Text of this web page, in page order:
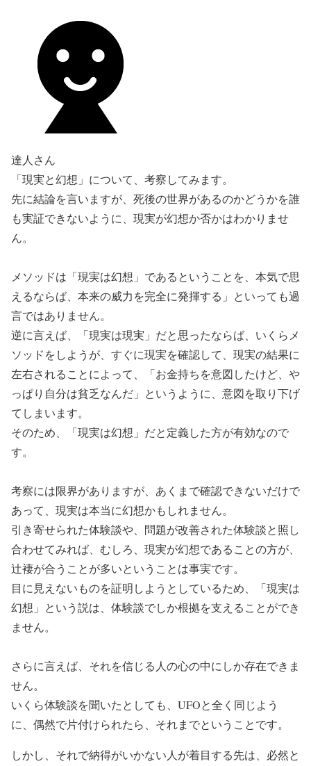
達人さん
「現実と幻想」について、考察してみます。
先に結論を言いますが、死後の世界があるのかどうかを誰
も実証できないように、現実が幻想か否かはわかりませ
ん。
メソッドは「現実は幻想」であるということを、本気で思
えるならば、本来の威力を完全に発揮する」といっても過
言ではありません。
逆に言えば、「現実は現実」だと思ったならば、いくらメ
ソッドをしようが、すぐに現実を確認して、現実の結果に
左右されることによって、「お金持ちを意図したけど、や
っぱり自分は貧乏なんだ」というように、意図を取り下げ
てしまいます。
そのため、「現実は幻想」だと定義した方が有効なので
す。
考察には限界がありますが、あくまで確認できないだけで
あって、現実は本当に幻想かもしれません。
引き寄せられた体験談や、問題が改善された体験談と照し
合わせてみれば、むしろ、現実が幻想であることの方が、
辻褄が合うことが多いということは事実です。
目に見えないものを証明しようとしているため、「現実は
幻想」という説は、体験談でしか根拠を支えることができ
ません。
さらに言えば、それを信じる人の心の中にしか存在できま
せん。
いくら体験談を聞いたとしても、UFOと全く同じよう
に、偶然で片付けられたら、それまでということです。
しかし、それで納得がいかない人が着目する先は、必然と